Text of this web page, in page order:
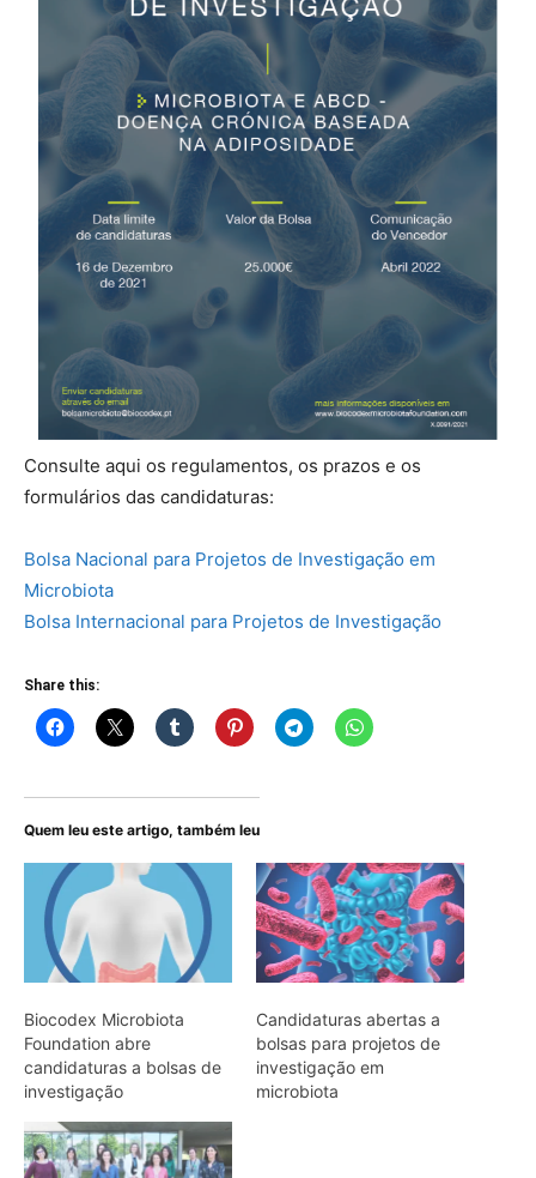
Consulte aqui os regulamentos, os prazos e os
formulários das candidaturas:
Bolsa Nacional para Projetos de Investigação em
Microbiota
Bolsa Internacional para Projetos de Investigação
Share this:
Quem leu este artigo, também leu
Biocodex Microbiota
Foundation abre
candidaturas a bolsas de
investigação
Candidaturas abertas a
bolsas para projetos de
investigação em
microbiota